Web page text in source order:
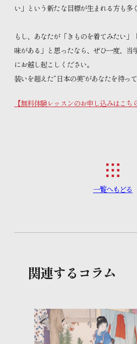
い」という新たな目標が生まれる方も多
もし、あなたが「きものを着てみたい」
味がある」と思ったなら、ぜひ一度、当
にお越し起こしください。
装いを超えた“日本の美”があなたを待っ
【無料体験レッスンのお申し込みはこち
一覧へもどる
関連するコラム